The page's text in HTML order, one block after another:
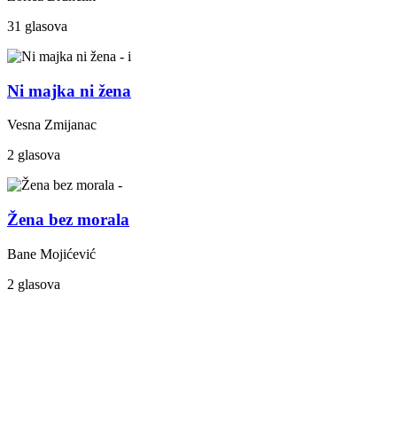
31 glasova
Ni majka ni žena
Vesna Zmijanac
2 glasova
Žena bez morala
Bane Mojićević
2 glasova